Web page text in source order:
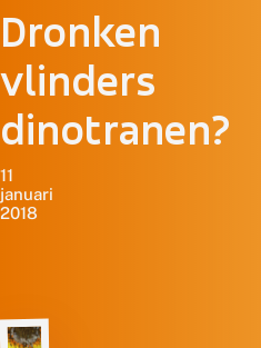
Dronken
vlinders
dinotranen?
11
januari
2018